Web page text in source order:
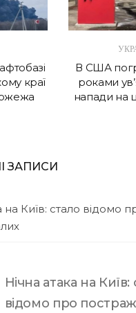
краї
В США
роками
напади на
ЗАПИСИ
на Київ: стало відомо
Нічна атака на Київ:
відомо про